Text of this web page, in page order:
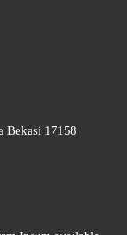
Bekasi 17158